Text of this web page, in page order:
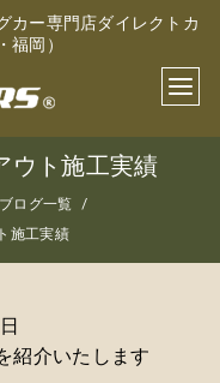
カー専門店ダイレクトカ
福岡）
ウト施工実績
ログ一覧
施工実績
紹介いたします